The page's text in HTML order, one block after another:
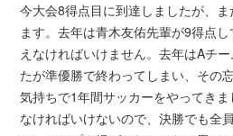
今大会8得点目に到達しましたが、
ます。去年は青木友佑先輩が9得点
えなければいけません。去年はAチ
たが準優勝で終わってしまい、その
気持ちで1年間サッカーをやってき
なければいけないので、決勝でも全